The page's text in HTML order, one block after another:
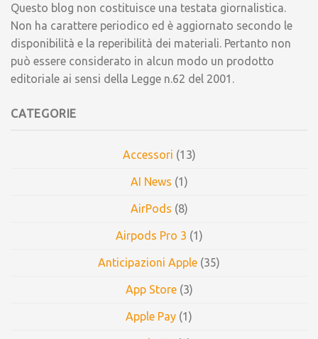
Questo blog non costituisce una testata giornalistica.
Non ha carattere periodico ed è aggiornato secondo le
disponibilità e la reperibilità dei materiali. Pertanto non
può essere considerato in alcun modo un prodotto
editoriale ai sensi della Legge n.62 del 2001.
CATEGORIE
Accessori (13)
AI News (1)
AirPods (8)
Airpods Pro 3 (1)
Anticipazioni Apple (35)
App Store(3)
Apple Pay (1)